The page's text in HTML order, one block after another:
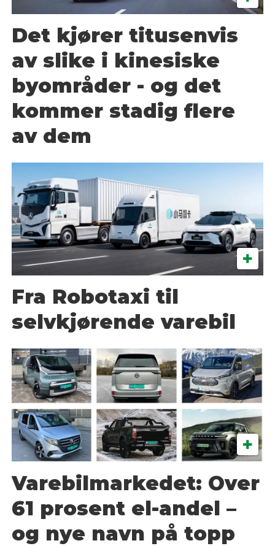
Det kjører titusenvis
av slike i kinesiske
byområder - og det
kommer stadig flere
av dem
Fra Robotaxi til
selvkjørende varebil
Varebilmarkedet: Over
61 prosent el-andel –
og nye navn på topp